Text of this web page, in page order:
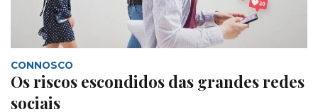
CONNOSCO
Os riscos escondidos das grandes redes
sociais